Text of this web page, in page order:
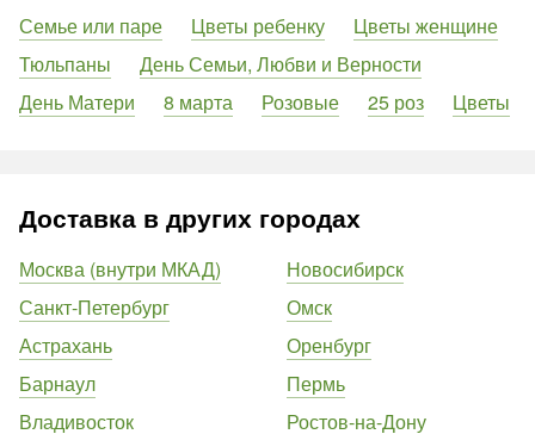
Семье или паре Цветы ребенку
Цветы женщине
Тюльпаны
День Семьи, Любви и Верности
День Матери
8 марта Розовые 25 роз Цветы
Доставка в других городах
Москва (внутри МКАД)
Санкт-Петербург
Астрахань
Барнаул
Владивосток
Новосибирск
Омск
Оренбург
Пермь
Ростов-на-Дону